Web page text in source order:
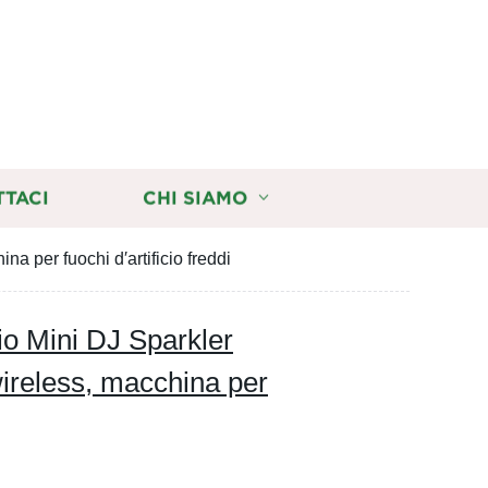
CHI SIAMO
per fuochi d′artificio freddi
Mini DJ Sparkler
macchina per